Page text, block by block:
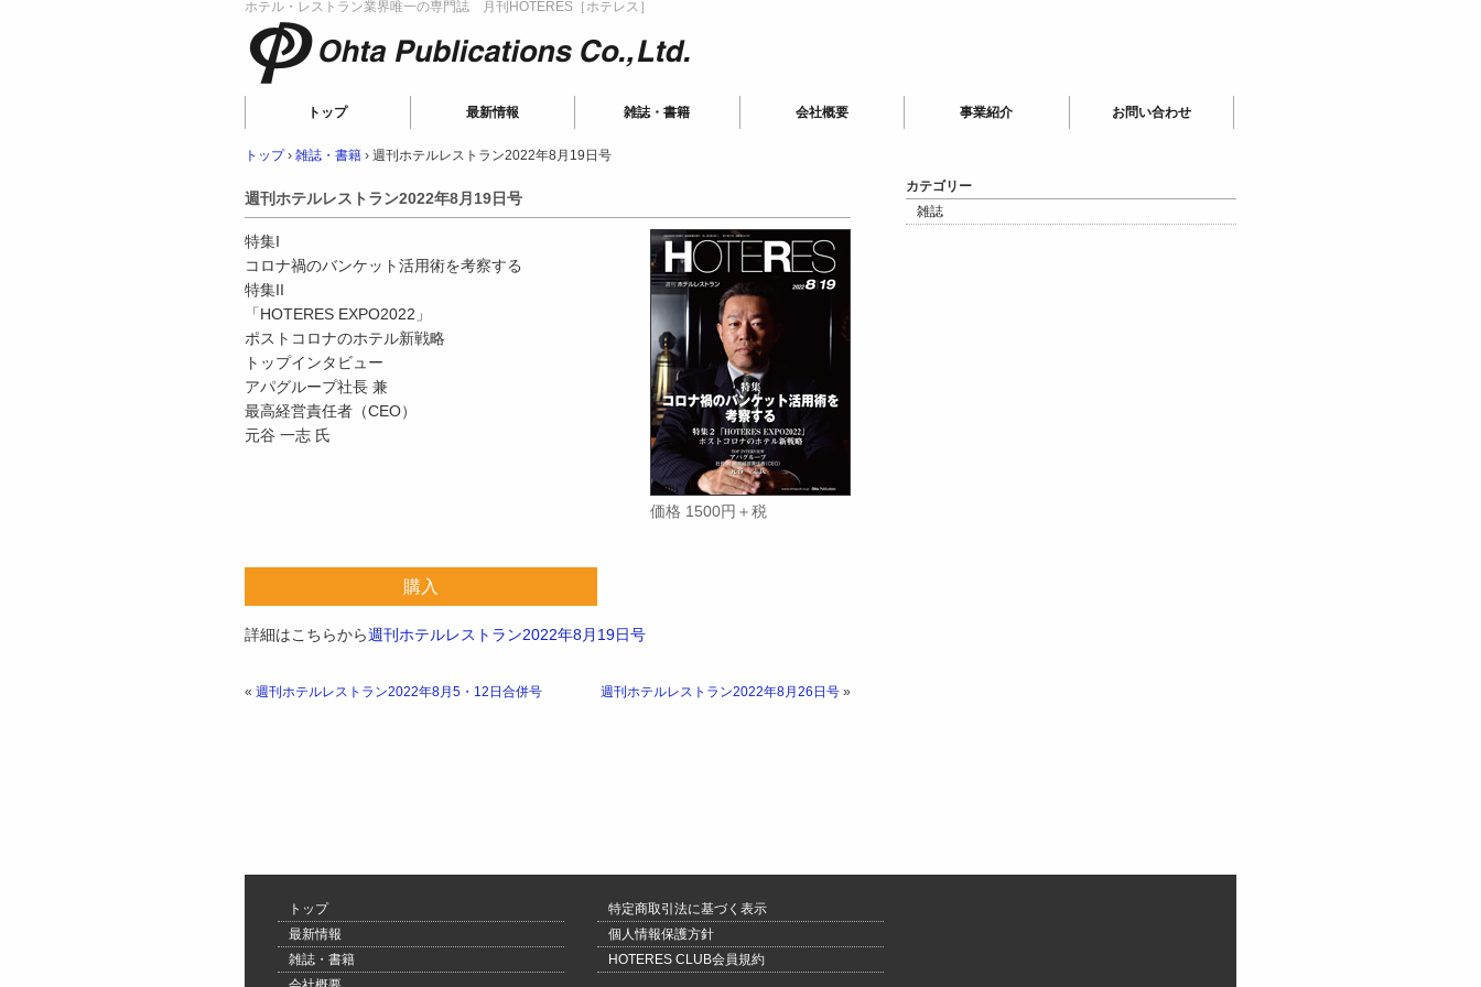
ホテル・レストラン業界唯一の専門誌 月刊HOTERES［ホテレス］
Ohta Publications
トップ 最新情報 雑誌・書籍 会社概要 事業紹介 お問い合わせ
トップ › 雑誌・書籍 › 週刊ホテルレストラン2022年8月19日号
週刊ホテルレストラン2022年8月19日号
特集I
コロナ禍のバンケット活用術を考察する
特集II
「HOTERES EXPO2022」
ポストコロナのホテル新戦略
トップインタビュー
アパグループ社長 兼
最高経営責任者（CEO）
元谷 一志 氏
価格 1500円＋税
購入
詳細はこちらから週刊ホテルレストラン2022年8月19日号
« 週刊ホテルレストラン2022年8月5・12日合併号 週刊ホテルレストラン2022年8月26日号 »
カテゴリー
雑誌
トップ
最新情報
雑誌・書籍
特定商取引法に基づく表示
個人情報保護方針
HOTERES CLUB会員規約